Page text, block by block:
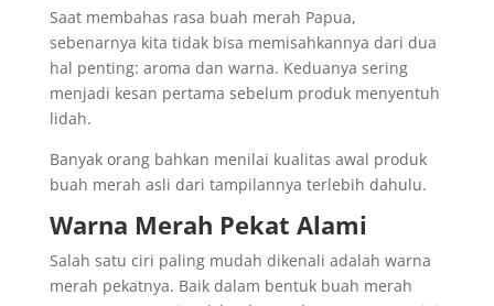
Saat membahas rasa buah merah Papua,
sebenarnya kita tidak bisa memisahkannya dari dua
hal penting: aroma dan warna. Keduanya sering
menjadi kesan pertama sebelum produk menyentuh
lidah.
Banyak orang bahkan menilai kualitas awal produk
buah merah asli dari tampilannya terlebih dahulu.
Warna Merah Pekat Alami
Salah satu ciri paling mudah dikenali adalah warna
merah pekatnya. Baik dalam bentuk buah merah